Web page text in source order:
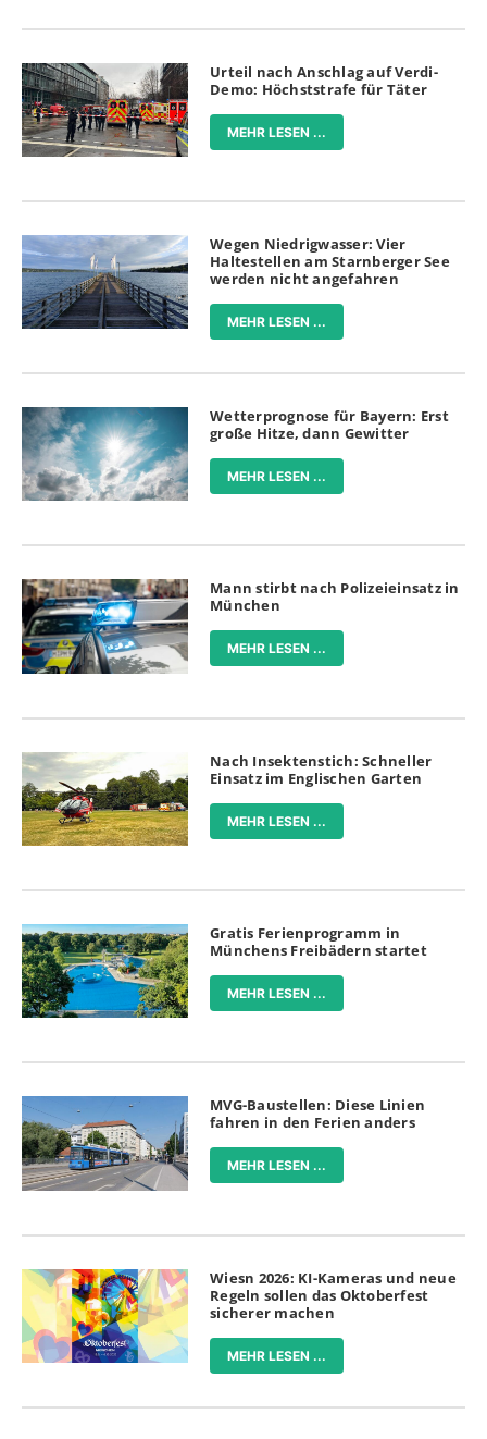
Urteil nach Anschlag auf Verdi-
Demo: Höchststrafe für Täter
MEHR LESEN ...
Wegen Niedrigwasser: Vier
Haltestellen am Starnberger See
werden nicht angefahren
MEHR LESEN ...
Wetterprognose für Bayern: Erst
große Hitze, dann Gewitter
MEHR LESEN ...
Mann stirbt nach Polizeieinsatz in
München
MEHR LESEN ...
Nach Insektenstich: Schneller
Einsatz im Englischen Garten
MEHR LESEN ...
Gratis Ferienprogramm in
Münchens Freibädern startet
MEHR LESEN ...
MVG-Baustellen: Diese Linien
fahren in den Ferien anders
MEHR LESEN ...
Wiesn 2026: KI-Kameras und neue
Regeln sollen das Oktoberfest
sicherer machen
MEHR LESEN ...